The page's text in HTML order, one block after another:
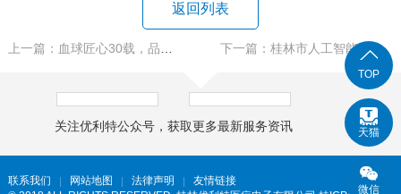
返回列表
下一篇：桂林市人工智能产业发展联盟成立，桂林优利特作为联盟发...
关注优利特公众号，获取更多最新服务资讯
TOP
天猫
微信
联系我们 网站地图 法律声明
友情链接